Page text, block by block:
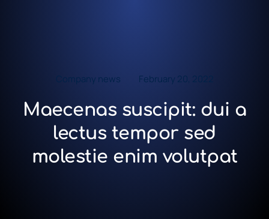
Company news February 20, 2022
Maecenas suscipit: dui a
lectus tempor sed
molestie enim volutpat